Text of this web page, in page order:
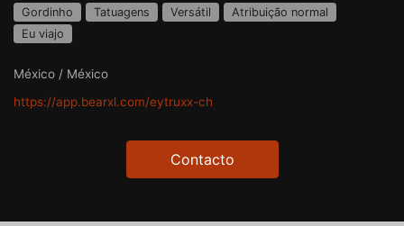
Gordinho Tatuagens Versátil
Atribuição normal
Eu viajo
México / México
https://app.bearxl.com/eytruxx-ch
Contacto